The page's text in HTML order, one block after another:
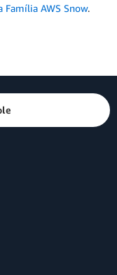
Família AWS Snow.